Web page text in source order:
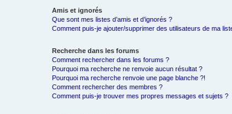
Amis et ignorés
Que sont mes listes d’amis et d’ignorés ?
Comment puis-je ajouter/supprimer des utilisateurs de ma
Recherche dans les forums
Comment rechercher dans les forums ?
Pourquoi ma recherche ne renvoie aucun résultat ?
Pourquoi ma recherche renvoie une page blanche ?!
Comment rechercher des membres ?
Comment puis-je trouver mes propres messages et sujets ?